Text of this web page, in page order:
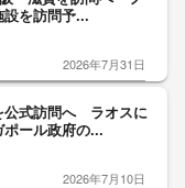
設を訪問予...
2026年7月31日
公式訪問へ ラオスに
ール政府の...
2026年7月10日